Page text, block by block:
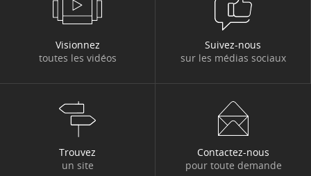
Visionnez
toutes les vidéos
Suivez-nous
sur les médias sociaux
Trouvez
un site
Contactez-nous
pour toute demande